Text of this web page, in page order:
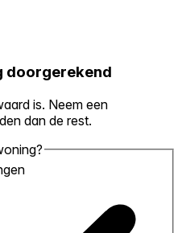
doorgerekend
is. Neem een
dan de rest.